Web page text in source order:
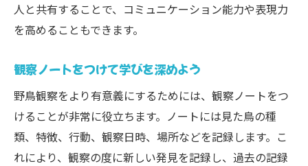
人と共有することで、コミュニケーション能力や表現力
を高めることもできます。
観察ノートをつけて学びを深めよう
野鳥観察をより有意義にするためには、観察ノートをつ
けることが非常に役立ちます。ノートには見た鳥の種
類、特徴、行動、観察日時、場所などを記録します。こ
れにより、観察の度に新しい発見を記録し、過去の記録